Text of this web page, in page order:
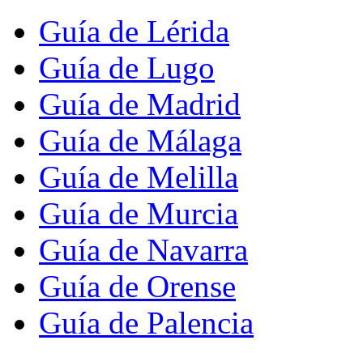
Guía de Lérida
Guía de Lugo
Guía de Madrid
Guía de Málaga
Guía de Melilla
Guía de Murcia
Guía de Navarra
Guía de Orense
Guía de Palencia